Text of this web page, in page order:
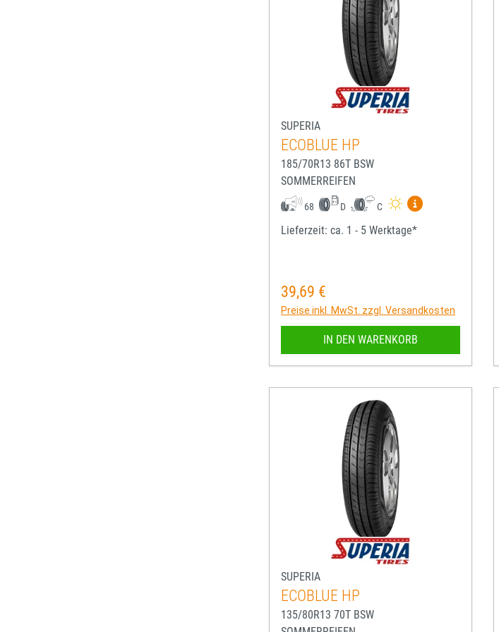
SUPERIA
ECOBLUE HP
185/70R13 86T BSW
SOMMERREIFEN
68 D C
Mehr
Lieferzeit: ca. 1 - 5 Werktage*
Regulärer Preis:
39,69 €
Preise inkl. MwSt. zzgl. Versandkosten
IN DEN WARENKORB
SUPERIA
ECOBLUE HP
135/80R13 70T BSW